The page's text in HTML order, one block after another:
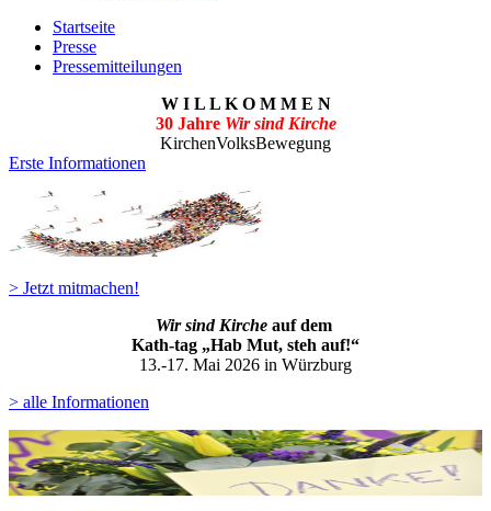
Startseite
Presse
Pressemitteilungen
W I L L K O M M E N
30 Jahre Wir sind Kirche
KirchenVolksBewegung
Erste Informationen
> Jetzt mitmachen!
Wir sind Kirche auf dem
Kath-tag „Hab Mut, steh auf!“
13.-17. Mai 2026 in Würzburg
> alle Informationen